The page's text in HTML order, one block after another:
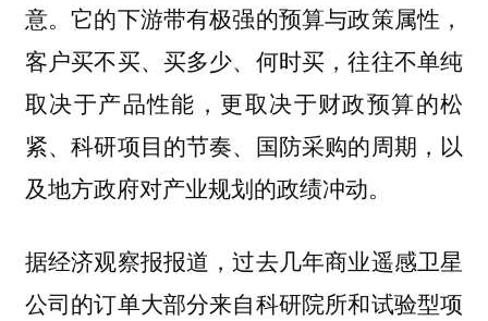
意。它的下游带有极强的预算与政策属性，
客户买不买、买多少、何时买，往往不单纯
取决于产品性能，更取决于财政预算的松
紧、科研项目的节奏、国防采购的周期，以
及地方政府对产业规划的政绩冲动。
据经济观察报报道，过去几年商业遥感卫星
公司的订单大部分来自科研院所和试验型项